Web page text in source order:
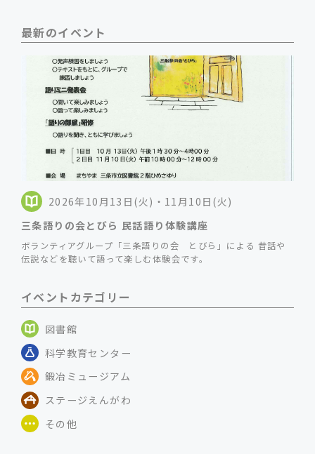
最新のイベント
2026年10月13日(火)・11月10日(火)
三条語りの会とびら 民話語り体験講座
ボランティアグループ「三条語りの会 とびら」による 昔話や
伝説などを聴いて語って楽しむ体験会です。
イベントカテゴリー
図書館
科学教育センター
鍛冶ミュージアム
ステージえんがわ
その他